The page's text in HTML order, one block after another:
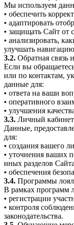
Мы используем
• обеспечить
• адаптировать
• защищать Сайт от
• анализировать,
улучшать
3.2. Обратная связь
Если вы
или по контактам,
данные для:
• ответа на ваши
• оперативного
• улучшения
3.3. Личный кабинет
Данные,
для:
• создания вашего
• уточнения ваших
иных разделов
• обеспечения
3.4. Программы
В рамках программ
• регистрации
• контроля
законодательства.